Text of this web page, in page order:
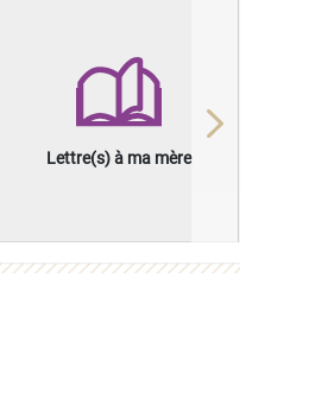
Lettre(s) à ma mère
Next